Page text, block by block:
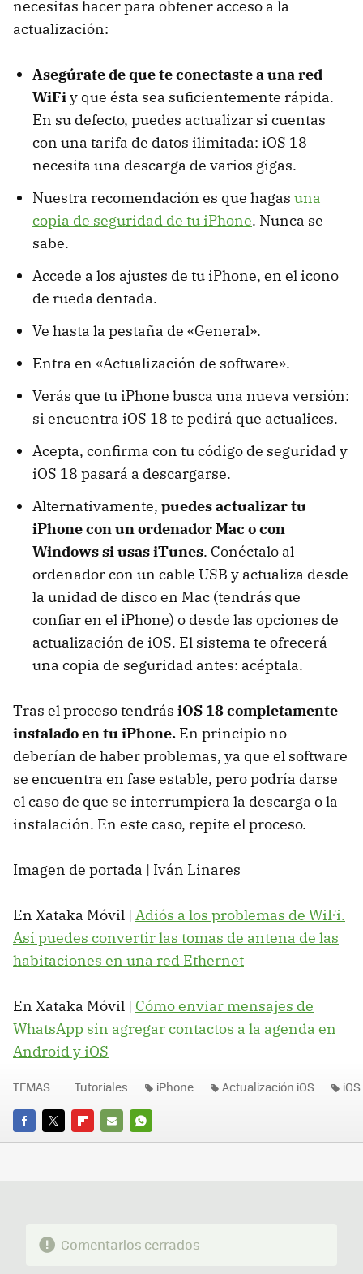
necesitas hacer para obtener acceso a la
actualización:
Asegúrate de que te conectaste a una red
WiFiy que ésta sea suficientemente rápida.
En su defecto, puedes actualizar si cuentas
con una tarifa de datos ilimitada: iOS 18
necesita una descarga de varios gigas.
Nuestra recomendación es que hagas una
copia de seguridad de tu iPhone. Nunca se
sabe.
Accede a los ajustes de tu iPhone, en el icono
de rueda dentada.
Ve hasta la pestaña de «General».
Entra en «Actualización de software».
Verás que tu iPhone busca una nueva versión:
si encuentra iOS 18 te pedirá que actualices.
Acepta, confirma con tu código de seguridad y
iOS 18 pasará a descargarse.
Alternativamente, puedes actualizar tu
iPhone con un ordenador Mac o con
Windows si usas iTunes. Conéctalo al
ordenador con un cable USB y actualiza desde
la unidad de disco en Mac (tendrás que
confiar en el iPhone) o desde las opciones de
actualización de iOS. El sistema te ofrecerá
una copia de seguridad antes: acéptala.
Tras el proceso tendrás iOS 18 completamente
instalado en tu iPhone. En principio no
deberían de haber problemas, ya que el software
se encuentra en fase estable, pero podría darse
el caso de que se interrumpiera la descarga o la
instalación. En este caso, repite el proceso.
Imagen de portada | Iván Linares
En Xataka Móvil | Adiós a los problemas de WiFi.
Así puedes convertir las tomas de antena de las
habitaciones en una red Ethernet
En Xataka Móvil | Cómo enviar mensajes de
WhatsApp sin agregar contactos a la agenda en
Android y iOS
FACEBOOK
TWITTERFLIPBOARD
E-
WHATSAPP
TEMAS Tutoriales iPhone Actualización iOS
Comentarios cerrados